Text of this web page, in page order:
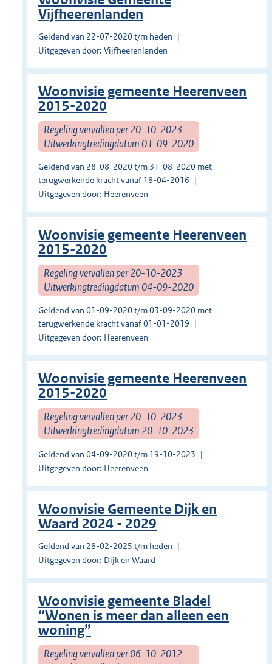
Vijfheerenlanden
Geldend van 22-07-2020 t/m heden
Uitgegeven door: Vijfheerenlanden
Woonvisie gemeente Heerenveen
2015-2020
Regeling vervallen per 20-10-2023
Uitwerkingtredingdatum 01-09-2020
Geldend van 28-08-2020 t/m 31-08-2020 met
terugwerkende kracht vanaf 18-04-2016
Uitgegeven door: Heerenveen
Woonvisie gemeente Heerenveen
2015-2020
Regeling vervallen per 20-10-2023
Uitwerkingtredingdatum 04-09-2020
Geldend van 01-09-2020 t/m 03-09-2020 met
terugwerkende kracht vanaf 01-01-2019
Uitgegeven door: Heerenveen
Woonvisie gemeente Heerenveen
2015-2020
Regeling vervallen per 20-10-2023
Uitwerkingtredingdatum 20-10-2023
Geldend van 04-09-2020 t/m 19-10-2023
Uitgegeven door: Heerenveen
Woonvisie Gemeente Dijk en
Waard 2024 - 2029
Geldend van 28-02-2025 t/m heden
Uitgegeven door: Dijk en Waard
Woonvisie gemeente Bladel
“Wonen is meer dan alleen een
woning”
Regeling vervallen per 06-10-2012